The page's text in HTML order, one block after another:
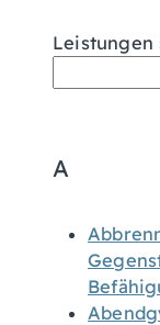
Leistungen
A